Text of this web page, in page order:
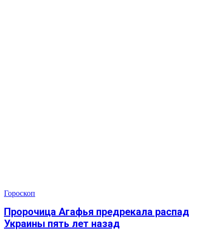
Гороскоп
Пророчица Агафья предрекала распад
Украины пять лет назад